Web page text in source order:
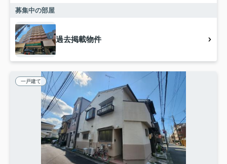
募集中の部屋
過去掲載物件
一戸建て